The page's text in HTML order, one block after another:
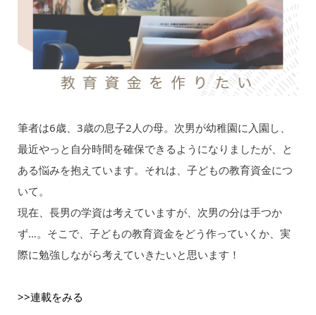
筆者は6歳、3歳の息子2人の母。次男が幼稚園に入園し、
最近やっと自分時間を確保できるようになりましたが、と
ある悩みを抱えています。それは、子どもの教育資金につ
いて。
現在、長男の学資は考えていますが、次男の分は手つか
ず…。そこで、子どもの教育資金をどう作っていくか、実
際に勉強しながら考えていきたいと思います！
>>連載をみる